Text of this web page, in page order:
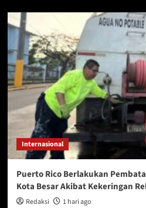
Internasional
Puerto Rico Berlakukan
Kota Besar Akibat Kekeringan
Redaksi 1 hari ago